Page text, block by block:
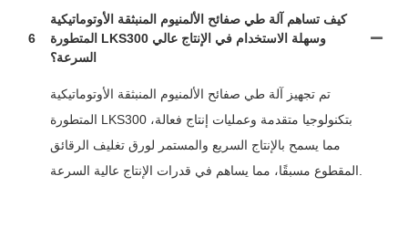
6
كيف تساهم آلة طي صفائح الألمنيوم المنبثقة الأوتوماتيكية
المتطورة LKS300 وسهلة الاستخدام في الإنتاج عالي
السرعة؟
تم تجهيز آلة طي صفائح الألمنيوم المنبثقة الأوتوماتيكية
المتطورة LKS300 بتكنولوجيا متقدمة وعمليات إنتاج فعالة،
مما يسمح بالإنتاج السريع والمستمر لورق تغليف الرقائق
المقطوع مسبقًا، مما يساهم في قدرات الإنتاج عالية السرعة.